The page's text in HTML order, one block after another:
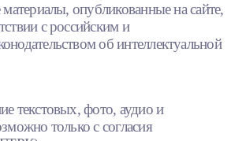
опубликованные на сайте,
с российским и
об интеллектуальной
текстовых, фото, аудио и
только с согласия